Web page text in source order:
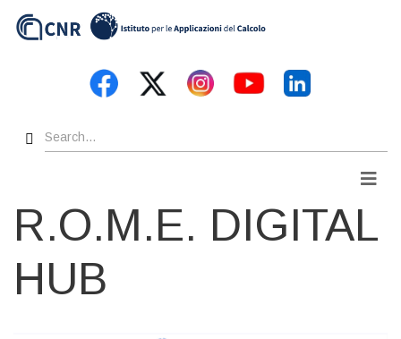
Search
R.O.M.E. DIGITAL
HUB